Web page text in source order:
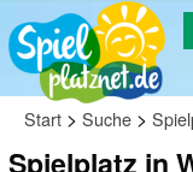
Start > Suche >
Spielplatz in